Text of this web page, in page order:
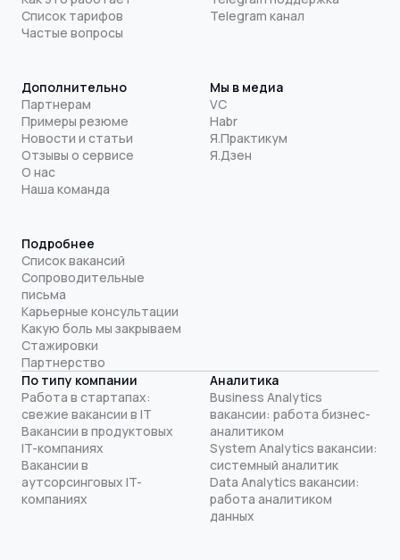
Список тарифов
Частые вопросы
Telegram канал
Дополнительно
Партнерам
Примеры резюме
Новости и статьи
Отзывы о сервисе
О нас
Наша команда
Мы в медиа
VC
Habr
Я.Практикум
Я.Дзен
Подробнее
Список вакансий
Сопроводительные
письма
Карьерные консультации
Какую боль мы закрываем
Стажировки
Партнерство
По типу компании
Работа в стартапах:
свежие вакансии в IT
Вакансии в продуктовых
IT-компаниях
Вакансии в
аутсорсинговых IT-
компаниях
Аналитика
Business Analytics
вакансии: работа бизнес-
аналитиком
System Analytics вакансии:
системный аналитик
Data Analytics вакансии:
работа аналитиком
данных